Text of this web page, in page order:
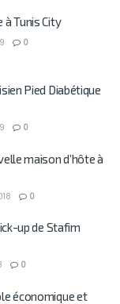
à Tunis City
0
Pied Diabétique
0
maison d’hôte à
0
up de Stafim
0
économique et